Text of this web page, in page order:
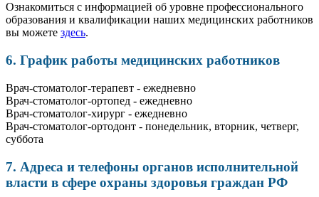
Ознакомиться с информацией об уровне профессионального
образования и квалификации наших медицинских работников
вы можете здесь.
6. График работы медицинских работников
Врач-стоматолог-терапевт - ежедневно
Врач-стоматолог-ортопед - ежедневно
Врач-стоматолог-хирург - ежедневно
Врач-стоматолог-ортодонт - понедельник, вторник, четверг,
суббота
7. Адреса и телефоны органов исполнительной
власти в сфере охраны здоровья граждан РФ